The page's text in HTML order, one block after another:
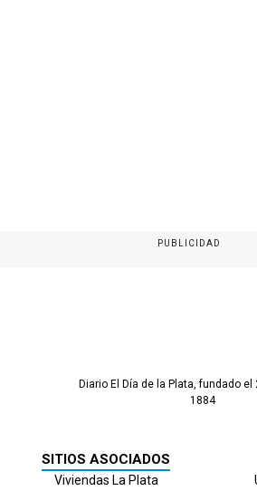
PUBLICIDAD
Diario El Día de la Plata, fundado
1884
SITIOS ASOCIADOS
Viviendas La Plata